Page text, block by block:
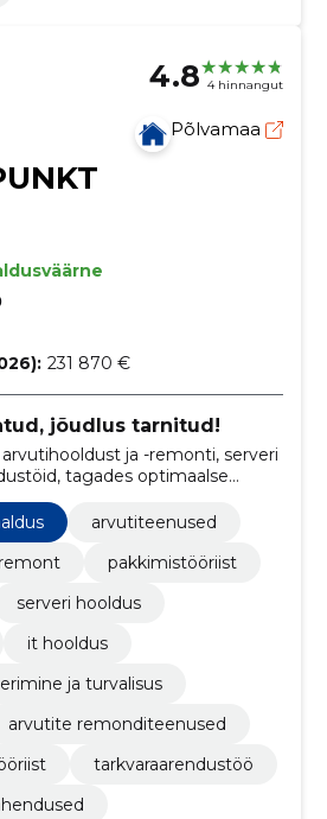
4.8 4 hinnangut
Põlvamaa
231 870 €
jõudlus tarnitud!
ja -remonti, serveri
tagades optimaalse
arvutiteenused
pakkimistööriist
serveri hooldus
it hooldus
ja turvalisus
arvutite remonditeenused
tarkvaraarendustöö